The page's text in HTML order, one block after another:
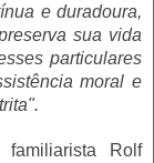
e duradoura,
sua vida
particulares
moral e
Rolf